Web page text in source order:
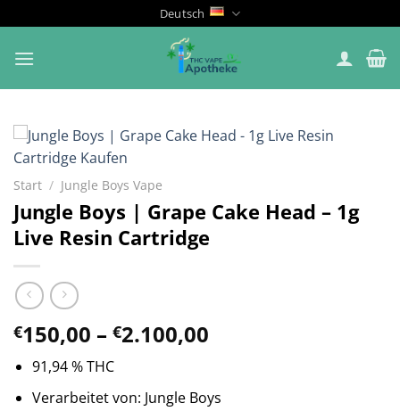
Inhalt
springen
Deutsch
Start / Jungle Boys Vape
Jungle Boys | Grape Cake Head – 1g
Live Resin Cartridge
€150,00 – €2.100,00
€2.100,00
91,94 % THC
Verarbeitet von: Jungle Boys